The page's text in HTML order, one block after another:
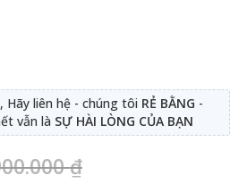
, Hãy liên hệ - chúng tôi RẺ BẰNG -
vẫn là SỰ HÀI LÒNG CỦA BẠN
₫